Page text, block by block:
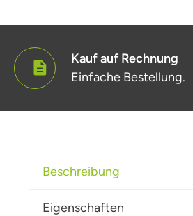
Kauf auf Rechnung
Einfache Bestellung.
Beschreibung
Eigenschaften